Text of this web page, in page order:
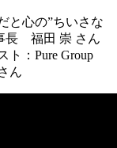
と心の”ちいさな
長 福田 崇 さん
ト：Pure Group
ん